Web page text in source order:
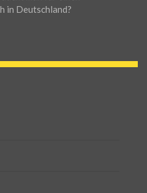
in Deutschland?